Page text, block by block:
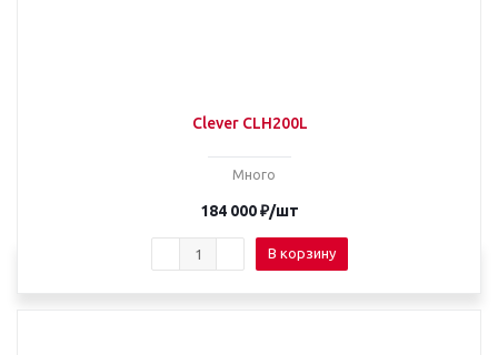
Clever CLH200L
Много
184 000₽/шт
В корзину